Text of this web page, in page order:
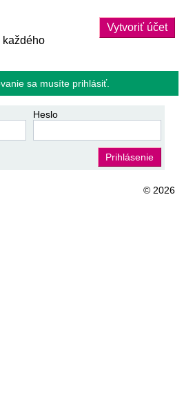
každého
Vytvoriť účet
sa musíte prihlásiť.
Heslo
Prihlásenie
© 2026